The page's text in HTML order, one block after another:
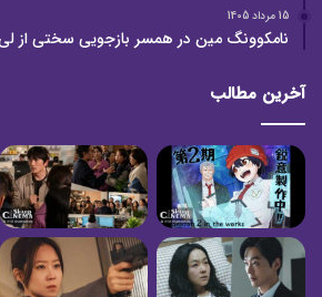
15 مرداد 1405
نامکوونگ مین در همسر بازجویی سختی از
آخرین مطالب